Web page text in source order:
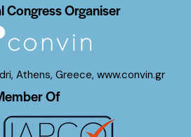
Congress Organiser
Athens, Greece, www.convin.gr
Of